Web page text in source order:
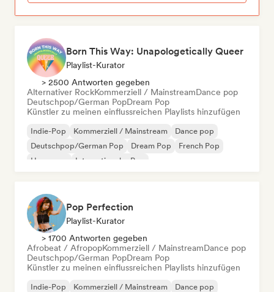
Born This Way: Unapologetically Queer
Playlist-Kurator
> 2500 Antworten gegeben
Alternativer RockKommerziell / MainstreamDance pop
Deutschpop/German PopDream Pop
Künstler zu meinen einflussreichen Playlists hinzufügen
Indie-Pop Kommerziell / Mainstream
Dance pop
Deutschpop/German Pop
Dream Pop
French Pop
Hyperpop
Internationaler Pop
Pop Perfection
Playlist-Kurator
> 1700 Antworten gegeben
Afrobeat / AfropopKommerziell / MainstreamDance pop
Deutschpop/German PopDream Pop
Künstler zu meinen einflussreichen Playlists hinzufügen
Indie-Pop Kommerziell / Mainstream
Dance pop